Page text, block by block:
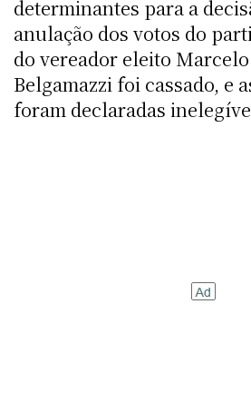
determinantes para a
anulação dos votos do
do vereador eleito
Belgamazzi foi cassado, e
foram declaradas